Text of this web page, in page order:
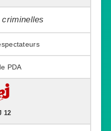
criminelles
12